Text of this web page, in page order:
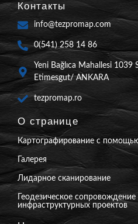
Контакты
info@tezpromap.com
0(541) 258 14 86
Yeni Bağlıca Mahallesi 1039
Etimesgut/ ANKARA
tezpromap.ro
О странице
Картографирование с
Галерея
Лидарное сканирование
Геодезическое сопровождение
инфраструктурных проектов